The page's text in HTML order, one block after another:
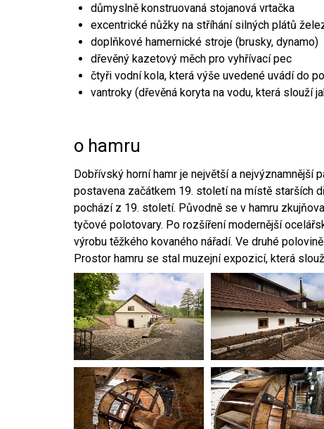
důmyslně konstruovaná stojanová vrtačka
excentrické nůžky na stříhání silných plátů
doplňkové hamernické stroje (brusky, dynamo)
dřevěný kazetový měch pro vyhřívací pec
čtyři vodní kola, která výše uvedené uvádí do
vantroky (dřevěná koryta na vodu, která slouží
o hamru
Dobřívský horní hamr je největší a nejvýznamnější
postavena začátkem 19. století na místě starších
pochází z 19. století. Původně se v hamru
tyčové polotovary. Po rozšíření modernější
výrobu těžkého kovaného nářadí. Ve druhé
Prostor hamru se stal muzejní expozicí, která